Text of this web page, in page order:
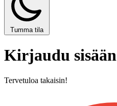
Tumma tila
Kirjaudu sisään
Tervetuloa takaisin!